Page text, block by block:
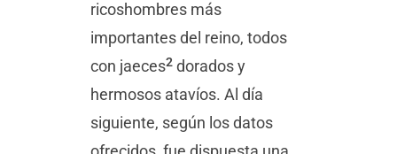
ricoshombres más
importantes del reino, todos
con jaeces2dorados y
hermosos atavíos. Al día
siguiente, según los datos